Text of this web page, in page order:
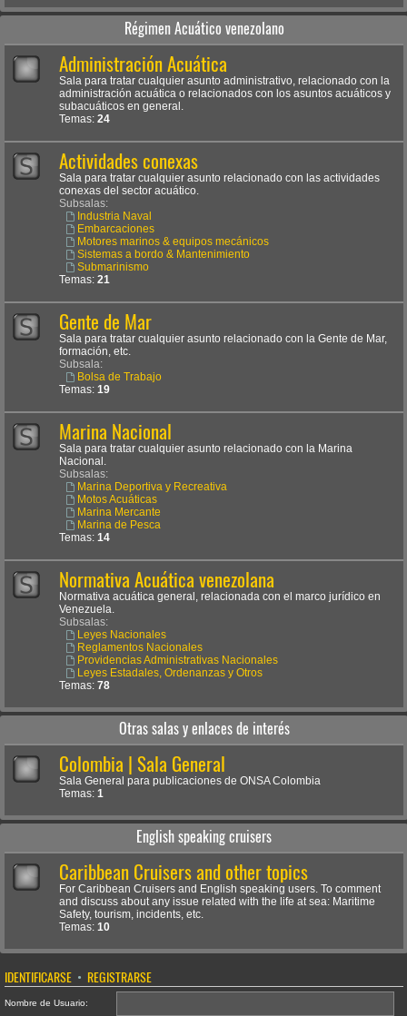
Régimen Acuático venezolano
Administración Acuática
Sala para tratar cualquier asunto administrativo, relacionado con la
administración acuática o relacionados con los asuntos acuáticos y
subacuáticos en general.
Temas: 24
Actividades conexas
Sala para tratar cualquier asunto relacionado con las actividades
conexas del sector acuático.
Subsalas:
Industria Naval
Embarcaciones
Motores marinos & equipos mecánicos
Sistemas a bordo & Mantenimiento
Submarinismo
Temas: 21
Gente de Mar
Sala para tratar cualquier asunto relacionado con la Gente de Mar,
formación, etc.
Subsala:
Bolsa de Trabajo
Temas: 19
Marina Nacional
Sala para tratar cualquier asunto relacionado con la Marina
Nacional.
Subsalas:
Marina Deportiva y Recreativa
Motos Acuáticas
Marina Mercante
Marina de Pesca
Temas: 14
Normativa Acuática venezolana
Normativa acuática general, relacionada con el marco jurídico en
Venezuela.
Subsalas:
Leyes Nacionales
Reglamentos Nacionales
Providencias Administrativas Nacionales
Leyes Estadales, Ordenanzas y Otros
Temas: 78
Otras salas y enlaces de interés
Colombia | Sala General
Sala General para publicaciones de ONSA Colombia
Temas: 1
English speaking cruisers
Caribbean Cruisers and other topics
For Caribbean Cruisers and English speaking users. To comment
and discuss about any issue related with the life at sea: Maritime
Safety, tourism, incidents, etc.
Temas: 10
IDENTIFICARSE • REGISTRARSE
Nombre de Usuario: